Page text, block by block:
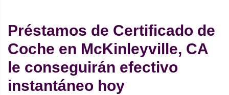
Préstamos de Certificado de
Coche en McKinleyville, CA
le conseguirán efectivo
instantáneo hoy